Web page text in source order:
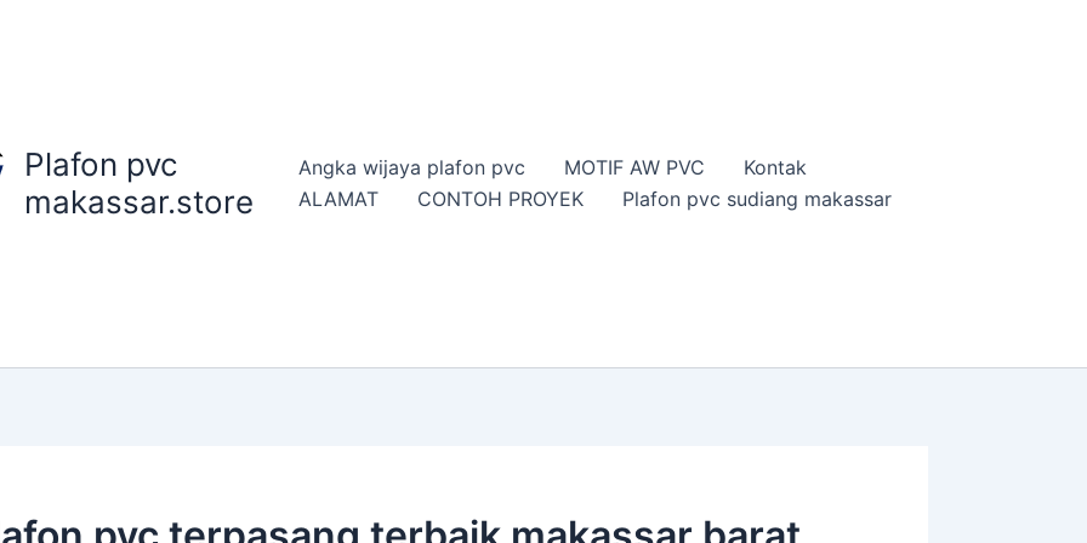
Plafon pvc
makassar.store
Angka wijaya plafon pvc MOTIF AW PVC
Kontak
ALAMAT
CONTOH PROYEK Plafon pvc sudiang makassar